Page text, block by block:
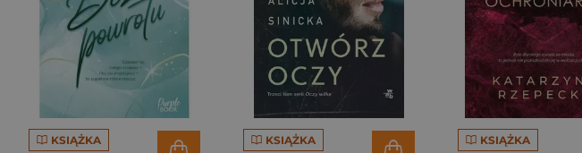
KSIĄŻKA KSIĄŻKA KSIĄŻKA